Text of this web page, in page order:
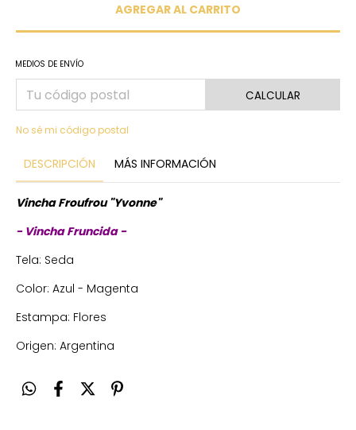
MEDIOS DE ENVÍO
CALCULAR
No sé mi código postal
DESCRIPCIÓN MÁS INFORMACIÓN
Vincha Froufrou "Yvonne"
- Vincha Fruncida -
Tela: Seda
Color: Azul - Magenta
Estampa: Flores
Origen: Argentina